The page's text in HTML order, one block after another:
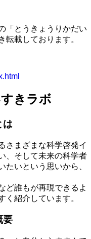
「とうきょうりかだい
転載しております。
きラボ
は
さまざまな科学啓発イ
、そして未来の科学者
たいという思いから、
ど誰もが再現できるよ
く紹介しています。
要